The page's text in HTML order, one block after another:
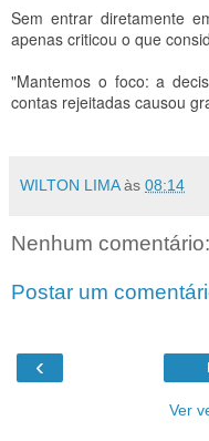
Sem entrar diretamente
apenas criticou o que
"Mantemos o foco: a
contas rejeitadas causou
WILTON LIMA às 08:14
Nenhum comentário:
Postar um
‹
Ver